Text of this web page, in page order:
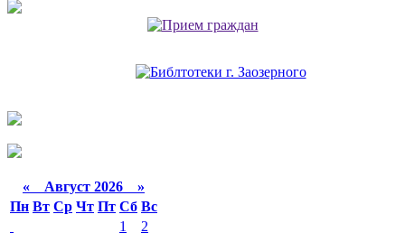
« Август 2026 »
Пн Вт Ср Чт Пт Сб Вс
1
2